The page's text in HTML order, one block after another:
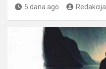
5 dana ago Redakcija